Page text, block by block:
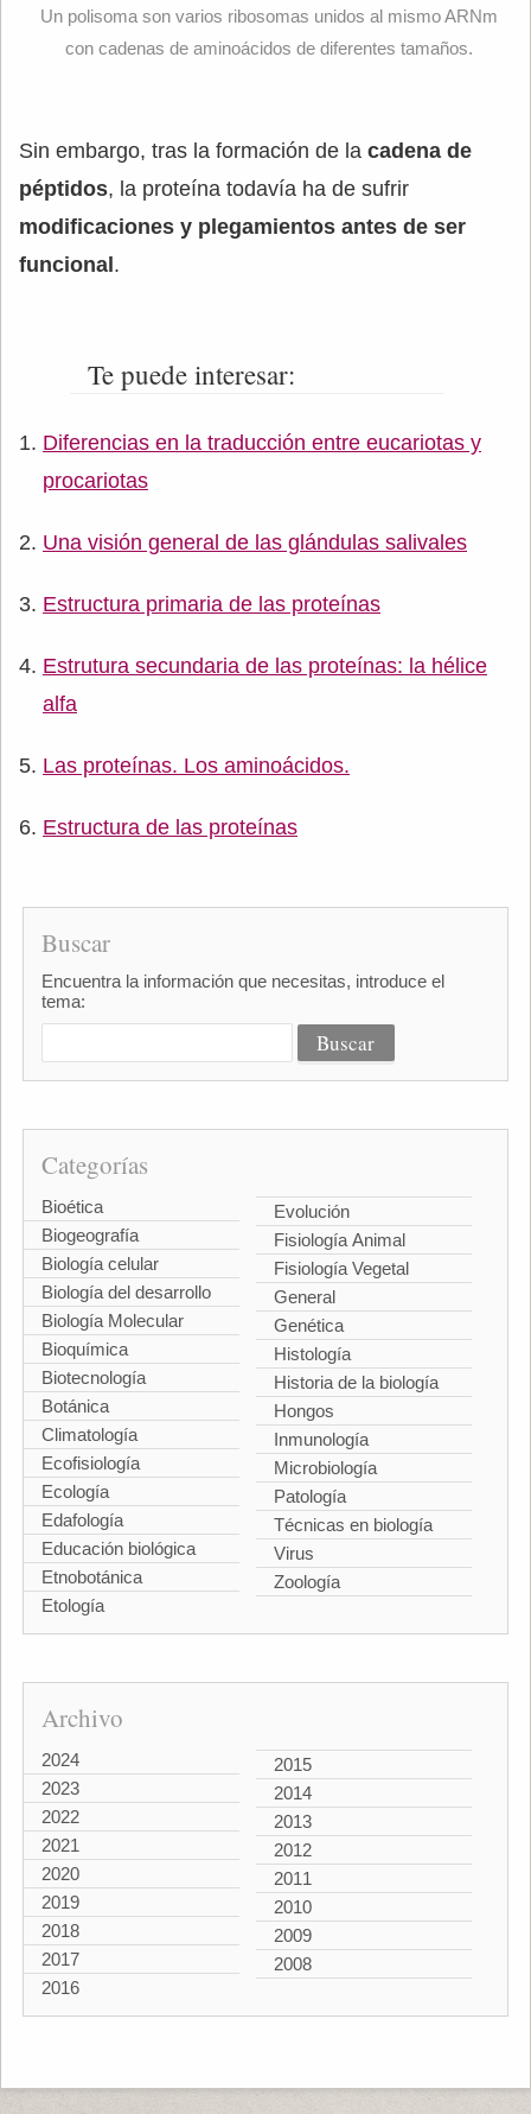
Un polisoma son varios ribosomas unidos al mismo ARNm
con cadenas de aminoácidos de diferentes tamaños.
Sin embargo, tras la formación de la cadena de
péptidos, la proteína todavía ha de sufrir
modificaciones y plegamientos antes de ser
funcional.
Te puede interesar:
Diferencias en la traducción entre eucariotas y
procariotas
Una visión general de las glándulas salivales
Estructura primaria de las proteínas
Estrutura secundaria de las proteínas: la hélice
alfa
Las proteínas. Los aminoácidos.
Estructura de las proteínas
Buscar
Encuentra la información que necesitas, introduce el
tema:
Categorías
Bioética
Biogeografía
Biología celular
Biología del desarrollo
Biología Molecular
Bioquímica
Biotecnología
Botánica
Climatología
Ecofisiología
Ecología
Edafología
Educación biológica
Etnobotánica
Etología
Evolución
Fisiología Animal
Fisiología Vegetal
General
Genética
Histología
Historia de la biología
Hongos
Inmunología
Microbiología
Patología
Técnicas en biología
Virus
Zoología
Archivo
2024
2023
2022
2021
2020
2019
2018
2017
2016
2015
2014
2013
2012
2011
2010
2009
2008